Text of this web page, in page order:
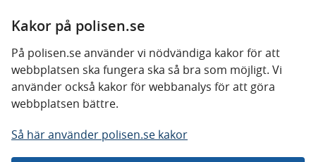
Kakor på polisen.se
På polisen.se använder vi nödvändiga kakor för att
webbplatsen ska fungera ska så bra som möjligt. Vi
använder också kakor för webbanalys för att göra
webbplatsen bättre.
Så här använder polisen.se kakor